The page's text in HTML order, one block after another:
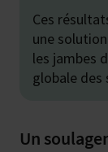
Ces
une
les jambes
globale des
Un